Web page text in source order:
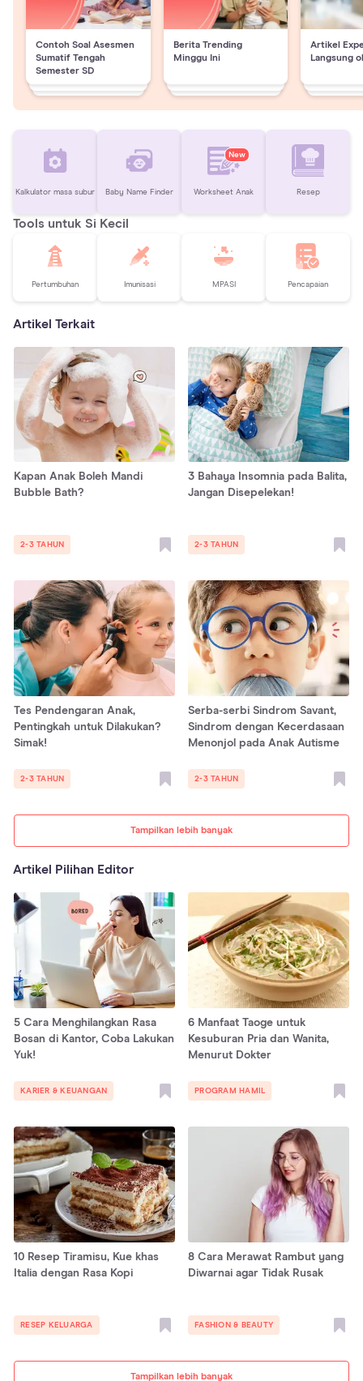
Contoh Soal Asesmen
Sumatif Tengah
Semester SD
Berita Trending
Minggu Ini
Artikel
Langsung
Kalkulator masa subur Baby Name Finder
New
Worksheet Anak Resep
Tools untuk Si Kecil
Pertumbuhan Imunisasi MPASI Pencapaian
Artikel Terkait
Tampilkan lebih banyak
Kapan Anak Boleh Mandi
Bubble Bath?
2-3 TAHUN
3 Bahaya Insomnia pada Balita,
Jangan Disepelekan!
2-3 TAHUN
Tes Pendengaran Anak,
Pentingkah untuk Dilakukan?
Simak!
2-3 TAHUN
Serba-serbi Sindrom Savant,
Sindrom dengan Kecerdasaan
Menonjol pada Anak Autisme
2-3 TAHUN
Artikel Pilihan Editor
Tampilkan lebih banyak
5 Cara Menghilangkan Rasa
Bosan di Kantor, Coba Lakukan
Yuk!
KARIER & KEUANGAN
6 Manfaat Taoge untuk
Kesuburan Pria dan Wanita,
Menurut Dokter
PROGRAM HAMIL
10 Resep Tiramisu, Kue khas
Italia dengan Rasa Kopi
RESEP KELUARGA
8 Cara Merawat Rambut yang
Diwarnai agar Tidak Rusak
FASHION & BEAUTY